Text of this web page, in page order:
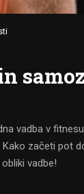
vadba v
začeti pot
vadbe!